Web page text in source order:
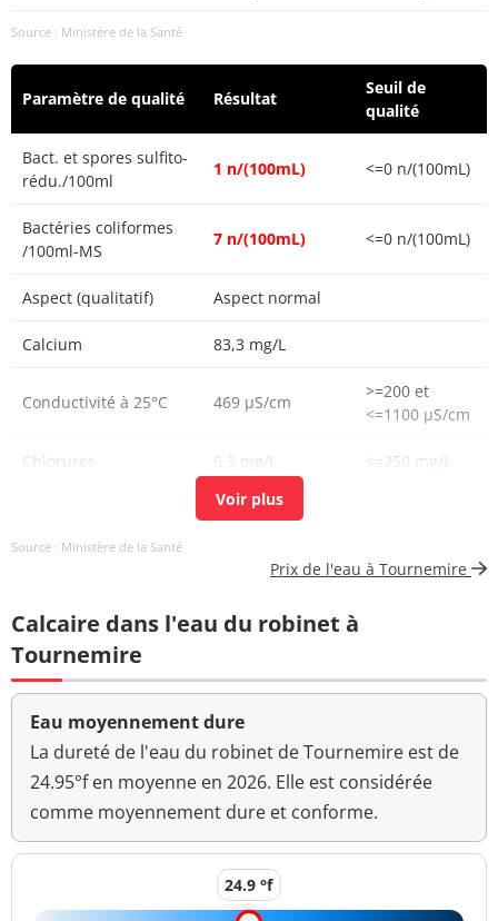
Source : Ministère de la Santé
Paramètre de qualité Résultat
Seuil de
qualité
Bact. et spores sulfito-
rédu./100ml
1 n/(100mL) <=0 n/(100mL)
Bactéries coliformes
/100ml-MS
7 n/(100mL) <=0 n/(100mL)
Aspect (qualitatif) Aspect normal
Calcium 83,3 mg/L
Conductivité à 25°C 469 µS/cm
>=200 et
<=1100 µS/cm
Chlorures 6,3 mg/L <=250 mg/L
0,06 mg(Cl2)/L
Chlore total
total
0,54 mg(C)/L
Couleur (qualitatif)
Aucun
changement
anormal
Bact. aér. revivifiables
124 n/mL
à 36°-44h
52 n/mL
Source : Ministère de la Santé
Prix de l'eau à Tournemire
Calcaire dans l'eau du robinet à
Tournemire
Eau moyennement dure
La dureté de l'eau du robinet de Tournemire est de
24.95°f en moyenne en 2026. Elle est considérée
comme moyennement dure et conforme.
24.9 °f